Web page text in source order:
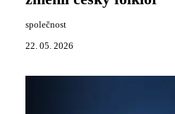
společnost
22. 05. 2026